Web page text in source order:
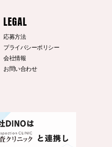
と見る
LEGAL
応募方法
プライバシーポリシー
会社情報
お問い合わせ